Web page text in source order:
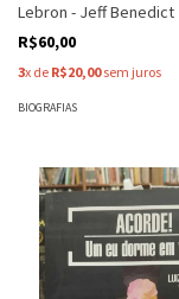
Lebron - Jeff Benedict
R$60,00
3x de R$20,00sem juros
BIOGRAFIAS